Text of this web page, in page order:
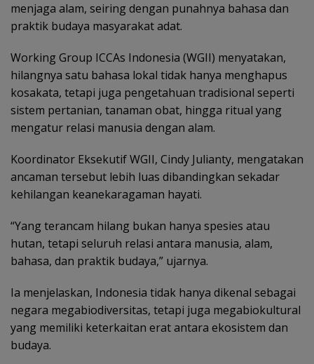
menjaga alam, seiring dengan punahnya bahasa dan
praktik budaya masyarakat adat.
Working Group ICCAs Indonesia (WGII) menyatakan,
hilangnya satu bahasa lokal tidak hanya menghapus
kosakata, tetapi juga pengetahuan tradisional seperti
sistem pertanian, tanaman obat, hingga ritual yang
mengatur relasi manusia dengan alam.
Koordinator Eksekutif WGII, Cindy Julianty, mengatakan
ancaman tersebut lebih luas dibandingkan sekadar
kehilangan keanekaragaman hayati.
“Yang terancam hilang bukan hanya spesies atau
hutan, tetapi seluruh relasi antara manusia, alam,
bahasa, dan praktik budaya,” ujarnya.
Ia menjelaskan, Indonesia tidak hanya dikenal sebagai
negara megabiodiversitas, tetapi juga megabiokultural
yang memiliki keterkaitan erat antara ekosistem dan
budaya.